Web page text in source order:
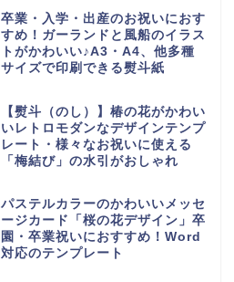
卒業・入学・出産のお祝いにおす
すめ！ガーランドと風船のイラス
トがかわいい♪A3・A4、他多種
サイズで印刷できる熨斗紙
【熨斗（のし）】椿の花がかわい
いレトロモダンなデザインテンプ
レート・様々なお祝いに使える
「梅結び」の水引がおしゃれ
パステルカラーのかわいいメッセ
ージカード「桜の花デザイン」卒
園・卒業祝いにおすすめ！Word
対応のテンプレート